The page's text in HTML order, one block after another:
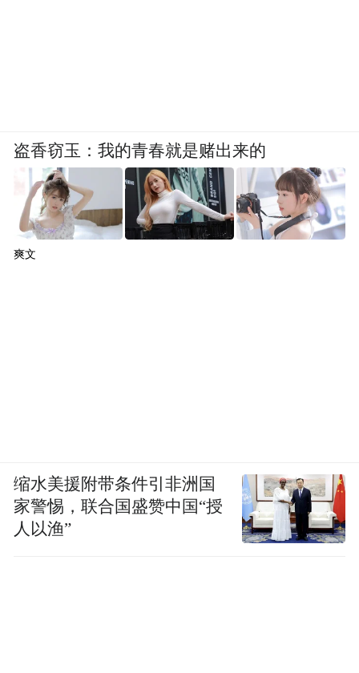
盗香窃玉：我的青春就是赌出来的
爽文
缩水美援附带条件引非洲国
家警惕，联合国盛赞中国“授
人以渔”